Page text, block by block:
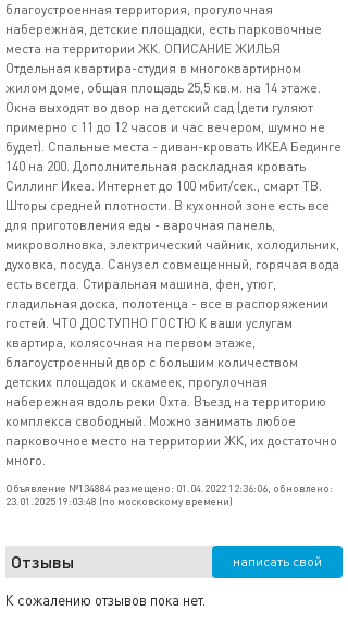
благоустроенная территория, прогулочная
набережная, детские площадки, есть парковочные
места на территории ЖК. ОПИСАНИЕ ЖИЛЬЯ
Отдельная квартира-студия в многоквартирном
жилом доме, общая площадь 25,5 кв.м. на 14 этаже.
Окна выходят во двор на детский сад (дети гуляют
примерно с 11 до 12 часов и час вечером, шумно не
будет). Спальные места - диван-кровать ИКЕА Бединге
140 на 200. Дополнительная раскладная кровать
Силлинг Икеа. Интернет до 100 мбит/сек., смарт ТВ.
Шторы средней плотности. В кухонной зоне есть все
для приготовления еды - варочная панель,
микроволновка, электрический чайник, холодильник,
духовка, посуда. Санузел совмещенный, горячая вода
есть всегда. Стиральная машина, фен, утюг,
гладильная доска, полотенца - все в распоряжении
гостей. ЧТО ДОСТУПНО ГОСТЮ К ваши услугам
квартира, колясочная на первом этаже,
благоустроенный двор с большим количеством
детских площадок и скамеек, прогулочная
набережная вдоль реки Охта. Въезд на территорию
комплекса свободный. Можно занимать любое
парковочное место на территории ЖК, их достаточно
много.
Объявление №134884 размещено: 01.04.2022 12:36:06, обновлено:
23.01.2025 19:03:48 (по московскому времени)
Отзывы написать свой
К сожалению отзывов пока нет.